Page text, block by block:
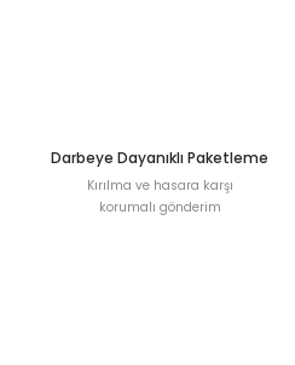
Darbeye Dayanıklı Paketleme
Kırılma ve hasara karşı
korumalı gönderim